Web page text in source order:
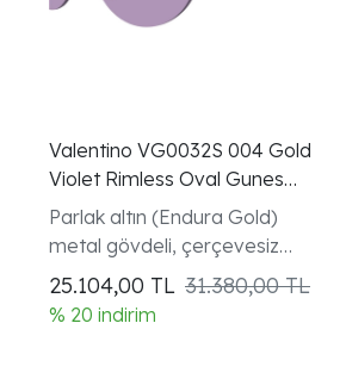
Valentino VG0032S 004 Gold
Violet Rimless Oval Gunes
Gozlugu
Parlak altın (Endura Gold)
metal gövdeli, çerçevesiz
geometrik oval tasarım ve
VLogo Signature sap detayı.
25.104,00 TL 31.380,00 TL
% 20 indirim